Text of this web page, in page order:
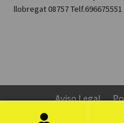
llobregat 08757
Aviso Legal